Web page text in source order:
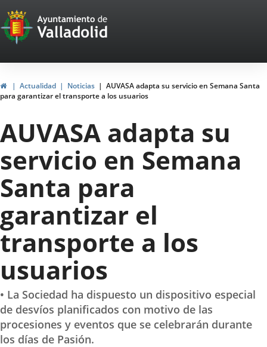
Portal
Web
del
Ayuntamiento
de
Valladolid
InicioActualidad Noticias
AUVASA adapta su servicio en Semana Santa
para garantizar el transporte a los usuarios
AUVASA adapta su
servicio en Semana
Santa para
garantizar el
transporte a los
usuarios
• La Sociedad ha dispuesto un dispositivo especial
de desvíos planificados con motivo de las
procesiones y eventos que se celebrarán durante
los días de Pasión.